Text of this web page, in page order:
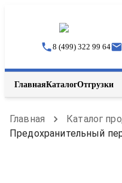
8 (499) 322 99 64
ГлавнаяКаталогОтгрузки
Главная
Каталог
Предохранительный